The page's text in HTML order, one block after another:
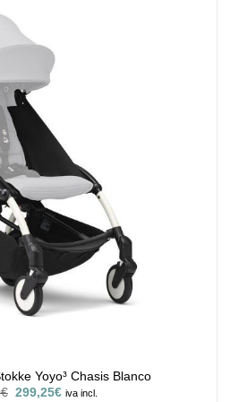
Yoyo³ Chasis Blanco
€ El
299,25€Eliva incl.